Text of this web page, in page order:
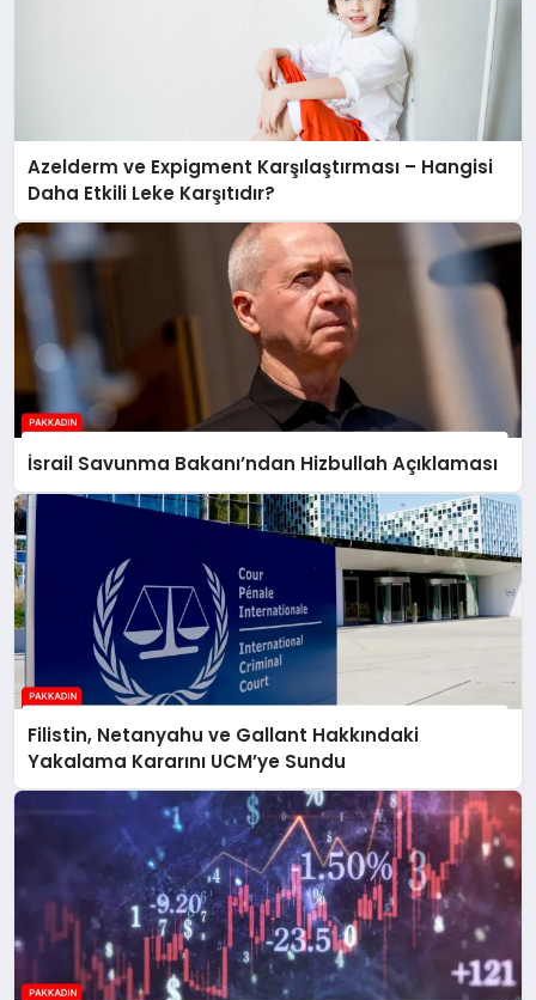
Azelderm ve Expigment Karşılaştırması – Hangisi
Daha Etkili Leke Karşıtıdır?
İsrail Savunma Bakanı’ndan Hizbullah Açıklaması
Filistin, Netanyahu ve Gallant Hakkındaki
Yakalama Kararını UCM’ye Sundu